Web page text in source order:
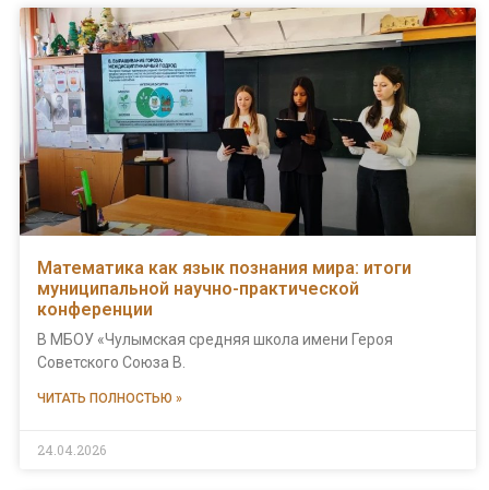
Математика как язык познания мира: итоги
муниципальной научно-практической
конференции
В МБОУ «Чулымская средняя школа имени Героя
Советского Союза В.
ЧИТАТЬ ПОЛНОСТЬЮ »
24.04.2026